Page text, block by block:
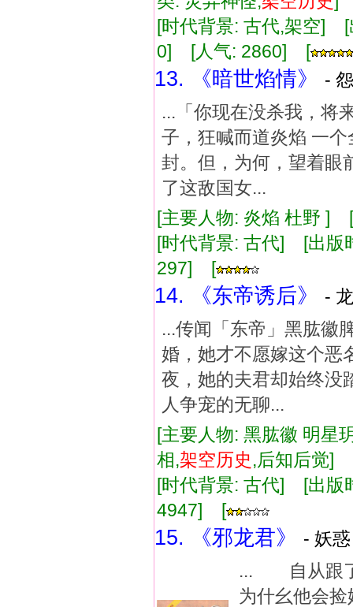
[时代背景: 古代,架空]
0] [人气: 2860] [
13. 《暗世焰情》
-
...「你现在没杀我，将
子，狂喊而道炎焰 一
封。但，为何，望着
了这敌国女...
[主要人物: 炎焰 杜野 ]
[时代背景: 古代] [出
297] [
14. 《东帝诱后》
-
...传闻「东帝」黑肱徽
婚，她才不愿嫁这个恶
夜，她的夫君却始终没
人争宠的无聊...
[主要人物: 黑肱徽 明
相,架空历史,后知后觉]
[时代背景: 古代] [出
4947] [
15. 《邪龙君》
- 妖
... 自从跟
为什幺他会